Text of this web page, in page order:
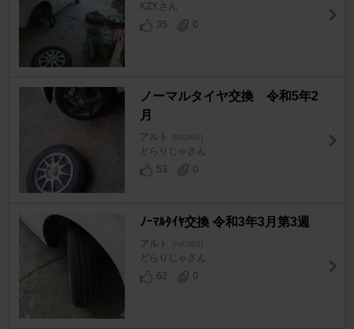
KZY.さん
35
0
ノーマルタイヤ交換 令和5年2
月
アルト [HA36S]
どらりじゃさん
53
0
ﾉｰﾏﾙﾀｲﾔ交換 令和3年3月第3週
アルト [HA36S]
どらりじゃさん
62
0